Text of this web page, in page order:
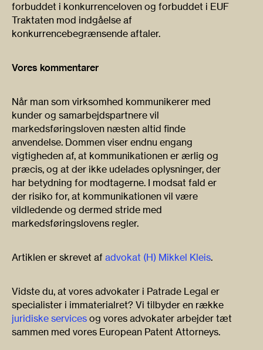
forbuddet i konkurrenceloven og forbuddet i EUF
Traktaten mod indgåelse af
konkurrencebegrænsende aftaler.
Vores kommentarer
Når man som virksomhed kommunikerer med
kunder og samarbejdspartnere vil
markedsføringsloven næsten altid finde
anvendelse. Dommen viser endnu engang
vigtigheden af, at kommunikationen er ærlig og
præcis, og at der ikke udelades oplysninger, der
har betydning for modtagerne. I modsat fald er
der risiko for, at kommunikationen vil være
vildledende og dermed stride med
markedsføringslovens regler.
Artiklen er skrevet af advokat (H) Mikkel Kleis.
Vidste du, at vores advokater i Patrade Legal er
specialister i immaterialret? Vi tilbyder en række
juridiske services og vores advokater arbejder tæt
sammen med vores European Patent Attorneys.